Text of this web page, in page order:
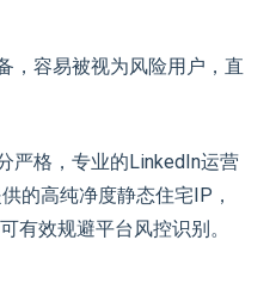
，容易被视为风险用户，直
严格，专业的LinkedIn运营
的高纯净度静态住宅IP，
有效规避平台风控识别。